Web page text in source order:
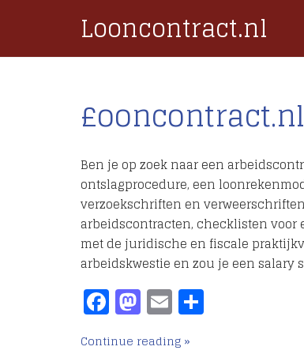
Looncontract.nl
£ooncontract.nl
Ben je op zoek naar een
ontslagprocedure, een
verzoekschriften en
arbeidscontracten, checklisten
met de juridische en fiscale
arbeidskwestie en zou je een
Facebook
Mastodon
Email
Continue reading